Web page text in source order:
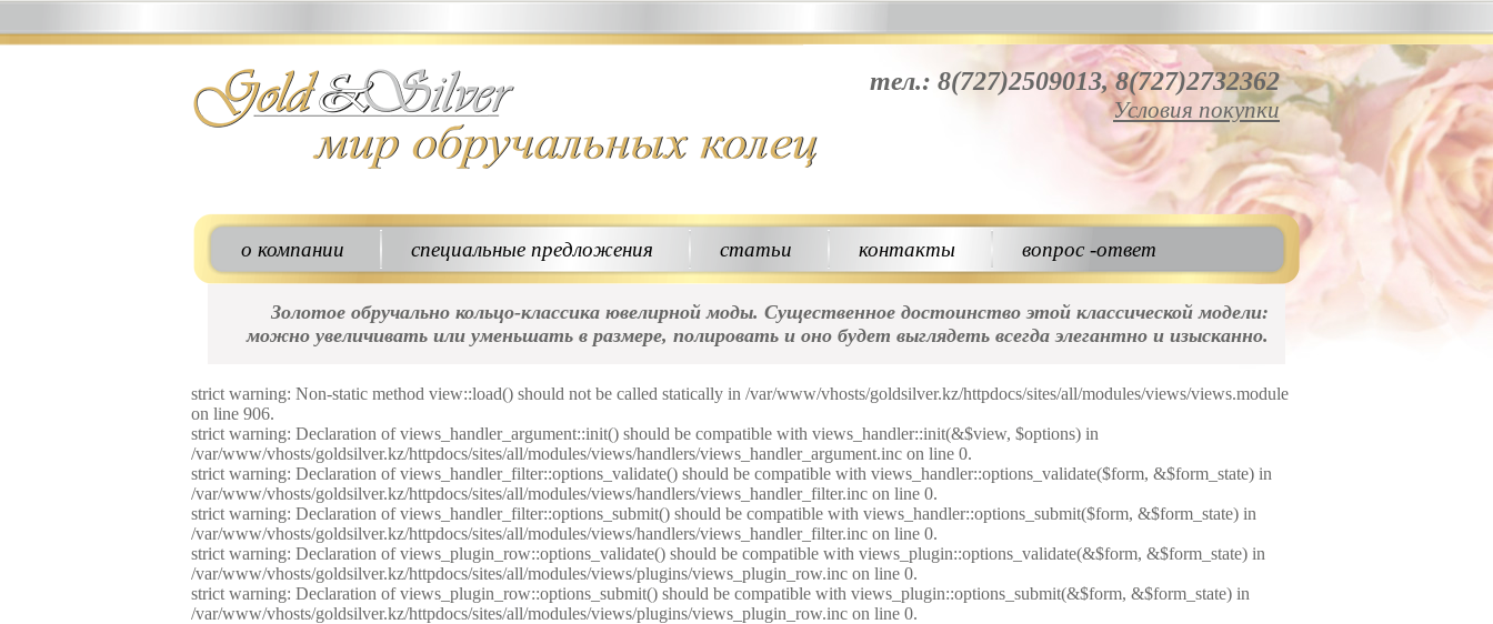
тел.: 8(727)2509013, 8(727)2732362
Условия покупки
о компании специальные предложения статьи контакты вопрос -ответ
Золотое обручально кольцо-классика ювелирной моды. Существенное достоинство этой классической модели:
можно увеличивать или уменьшать в размере, полировать и оно будет выглядеть всегда элегантно и изысканно.
strict warning: Non-static method view::load() should not be called statically in /var/www/vhosts/goldsilver.kz/httpdocs/sites/all/modules/views/views.module
on line 906.
strict warning: Declaration of views_handler_argument::init() should be compatible with views_handler::init(&$view, $options) in
/var/www/vhosts/goldsilver.kz/httpdocs/sites/all/modules/views/handlers/views_handler_argument.inc on line 0.
strict warning: Declaration of views_handler_filter::options_validate() should be compatible with views_handler::options_validate($form, &$form_state) in
/var/www/vhosts/goldsilver.kz/httpdocs/sites/all/modules/views/handlers/views_handler_filter.inc on line 0.
strict warning: Declaration of views_handler_filter::options_submit() should be compatible with views_handler::options_submit($form, &$form_state) in
/var/www/vhosts/goldsilver.kz/httpdocs/sites/all/modules/views/handlers/views_handler_filter.inc on line 0.
strict warning: Declaration of views_plugin_row::options_validate() should be compatible with views_plugin::options_validate(&$form, &$form_state) in
/var/www/vhosts/goldsilver.kz/httpdocs/sites/all/modules/views/plugins/views_plugin_row.inc on line 0.
strict warning: Declaration of views_plugin_row::options_submit() should be compatible with views_plugin::options_submit(&$form, &$form_state) in
/var/www/vhosts/goldsilver.kz/httpdocs/sites/all/modules/views/plugins/views_plugin_row.inc on line 0.